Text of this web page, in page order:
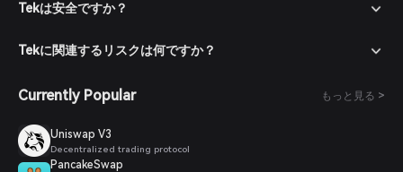
Tekは安全ですか？
Tekに関連するリスクは何ですか？
Currently Popular もっと見る >
Uniswap V3
Decentralized trading protocol
PancakeSwap